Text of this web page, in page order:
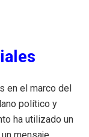
en el marco del
político y
ha utilizado un